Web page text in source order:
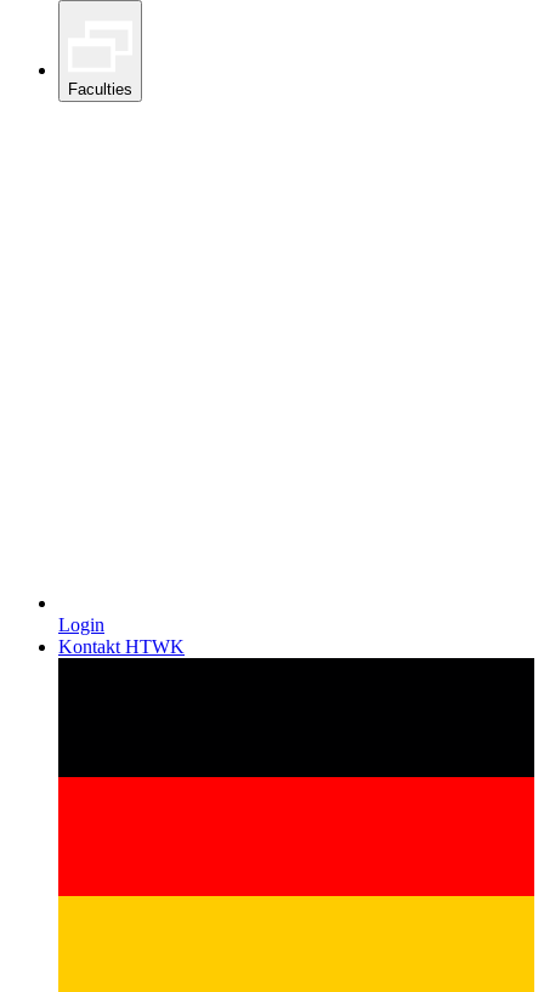
Faculties
Login
Kontakt HTWK